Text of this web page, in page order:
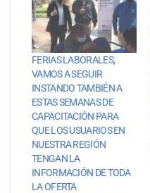
FERIAS LABORALES,
VAMOS A SEGUIR
INSTANDO TAMBIÉN A
ESTAS SEMANAS DE
CAPACITACIÓN PARA
QUE LOS USUARIOS EN
NUESTRA REGIÓN
TENGAN LA
INFORMACIÓN DE TODA
LA OFERTA